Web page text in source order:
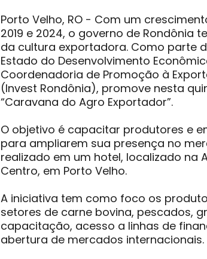
Porto Velho, RO - Com um
2019 e 2024, o governo de
da cultura exportadora. Como parte
Estado do Desenvolvimento
Coordenadoria de Promoção à
(Invest Rondônia), promove nesta
“Caravana do Agro Exportador”.
O objetivo é capacitar produtores e
para ampliarem sua presença no
realizado em um hotel, localizado na
Centro, em Porto Velho.
A iniciativa tem como foco os
setores de carne bovina, pescados,
capacitação, acesso a linhas de
abertura de mercados internacionais.